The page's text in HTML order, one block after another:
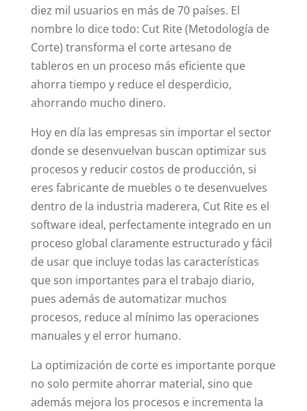
diez mil usuarios en más de 70 países. El
nombre lo dice todo: Cut Rite (Metodología de
Corte) transforma el corte artesano de
tableros en un proceso más eficiente que
ahorra tiempo y reduce el desperdicio,
ahorrando mucho dinero.
Hoy en día las empresas sin importar el sector
donde se desenvuelvan buscan optimizar sus
procesos y reducir costos de producción, si
eres fabricante de muebles o te desenvuelves
dentro de la industria maderera, Cut Rite es el
software ideal, perfectamente integrado en un
proceso global claramente estructurado y fácil
de usar que incluye todas las características
que son importantes para el trabajo diario,
pues además de automatizar muchos
procesos, reduce al mínimo las operaciones
manuales y el error humano.
La optimización de corte es importante porque
no solo permite ahorrar material, sino que
además mejora los procesos e incrementa la